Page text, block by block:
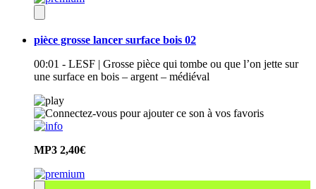
pièce grosse lancer surface bois 02
00:01 - LESF | Grosse pièce qui tombe ou que l’on jette sur
une surface en bois – argent – médiéval
MP3 2,40€